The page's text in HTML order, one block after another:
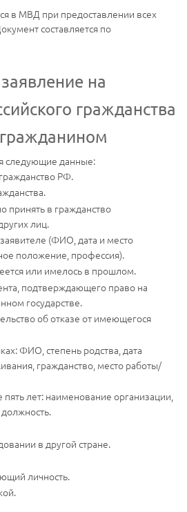
в МВД при предоставлении всех
составляется по
на
гражданства
следующие данные:
РФ.
принять в гражданство
лиц.
(ФИО, дата и место
положение, профессия).
или имелось в прошлом.
подтверждающего право на
государстве.
об отказе от имеющегося
ФИО, степень родства, дата
гражданство, место работы/
лет: наименование организации,
в другой стране.
личность.